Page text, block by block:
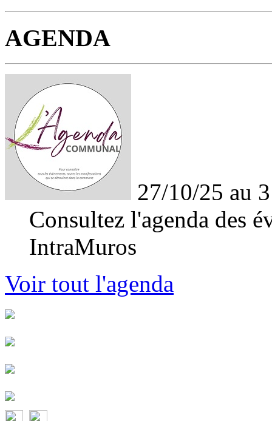
AGENDA
27/10/25 au
Consultez l'agenda des
IntraMuros
Voir tout l'agenda